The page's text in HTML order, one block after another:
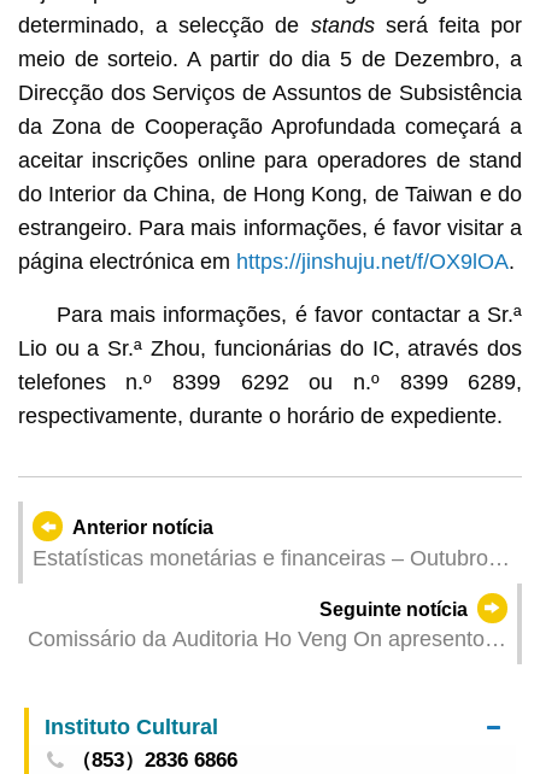
determinado, a selecção de standsserá feita por
meio de sorteio. A partir do dia 5 de Dezembro, a
Direcção dos Serviços de Assuntos de Subsistência
da Zona de Cooperação Aprofundada começará a
aceitar inscrições online para operadores de stand
do Interior da China, de Hong Kong, de Taiwan e do
estrangeiro. Para mais informações, é favor visitar a
página electrónica em https://jinshuju.net/f/OX9lOA.
Para mais informações, é favor contactar a Sr.ª
Lio ou a Sr.ª Zhou, funcionárias do IC, através dos
telefones n.º 8399 6292 ou n.º 8399 6289,
respectivamente, durante o horário de expediente.
Anterior notícia
Estatísticas monetárias e financeiras – Outubro
Seguinte notícia
Comissário da Auditoria Ho Veng On apresentou
na sessão plenária da Assembleia Legislativa
Instituto Cultural
（853）2836 6866